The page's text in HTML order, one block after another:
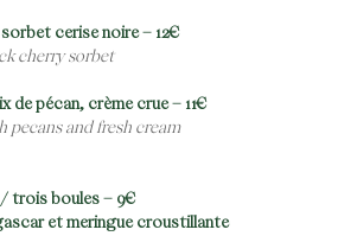
cerise noire – 12€
cherry sorbet
de pécan, crème crue – 11€
pecans and fresh cream
/ trois boules – 9€
et meringue croustillante